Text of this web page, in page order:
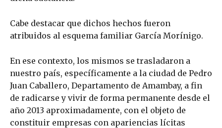
Cabe destacar que dichos hechos fueron
atribuidos al esquema familiar García Morínigo.
En ese contexto, los mismos se trasladaron a
nuestro país, específicamente a la ciudad de Pedro
Juan Caballero, Departamento de Amambay, a fin
de radicarse y vivir de forma permanente desde el
año 2013 aproximadamente, con el objeto de
constituir empresas con apariencias lícitas